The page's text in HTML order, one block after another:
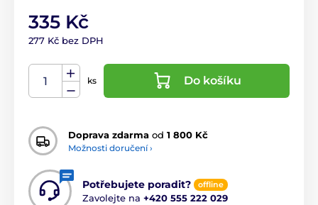
335 Kč
277 Kč bez DPH
ks Do košíku
Doprava zdarma od 1 800 Kč
Možnosti doručení ›
Potřebujete poradit? offline
Zavolejte na +420 555 222 029